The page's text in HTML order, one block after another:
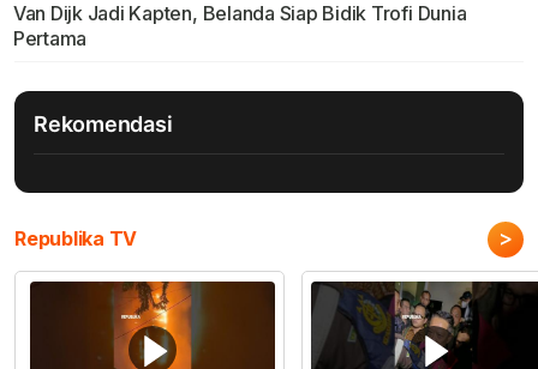
Van Dijk Jadi Kapten, Belanda Siap Bidik Trofi Dunia
Pertama
Rekomendasi
Republika TV >